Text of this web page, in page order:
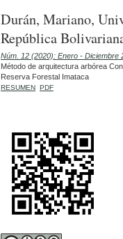
Durán, Mariano,
República
Núm. 12 (2020): Enero - Diciembre
Método de arquitectura arbórea
Reserva Forestal Imataca
RESUMEN PDF